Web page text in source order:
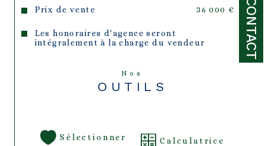
CONTACT
Prix de vente 36 000 €
Les honoraires d'agence seront
intégralement à la charge du vendeur
Nos
OUTILS
Sélectionner Calculatrice